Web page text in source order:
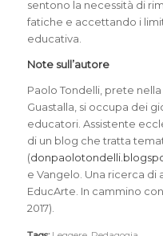
sentono la necessità di
fatiche e accettando i
educativa.
Note sull’autore
Paolo Tondelli, prete
Guastalla, si occupa dei
educatori. Assistente
di un blog che tratta
(
e Vangelo. Una ricerca di
EducArte. In cammino
2017).